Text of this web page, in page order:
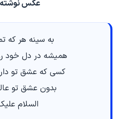
عکس
به سینه هر که
همیشه در دل خود
کسی که عشق تو
بدون عشق تو
السلام